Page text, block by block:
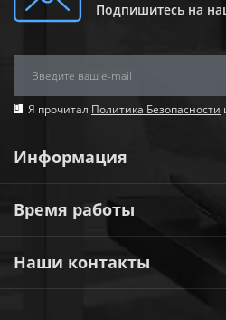
Подпишитесь на
Я прочитал Политика Безопасности
Информация
Время работы
Наши контакты